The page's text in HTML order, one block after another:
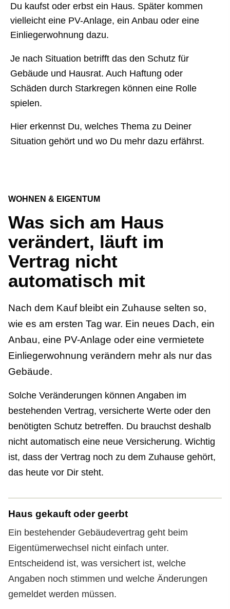
Du kaufst oder erbst ein Haus. Später kommen
vielleicht eine PV-Anlage, ein Anbau oder eine
Einliegerwohnung dazu.
Je nach Situation betrifft das den Schutz für
Gebäude und Hausrat. Auch Haftung oder
Schäden durch Starkregen können eine Rolle
spielen.
Hier erkennst Du, welches Thema zu Deiner
Situation gehört und wo Du mehr dazu erfährst.
WOHNEN & EIGENTUM
Was sich am Haus
verändert, läuft im
Vertrag nicht
automatisch mit
Nach dem Kauf bleibt ein Zuhause selten so,
wie es am ersten Tag war. Ein neues Dach, ein
Anbau, eine PV-Anlage oder eine vermietete
Einliegerwohnung verändern mehr als nur das
Gebäude.
Solche Veränderungen können Angaben im
bestehenden Vertrag, versicherte Werte oder den
benötigten Schutz betreffen. Du brauchst deshalb
nicht automatisch eine neue Versicherung. Wichtig
ist, dass der Vertrag noch zu dem Zuhause gehört,
das heute vor Dir steht.
Haus gekauft oder geerbt
Ein bestehender Gebäude­vertrag geht beim
Eigentümerwechsel nicht einfach unter.
Entscheidend ist, was versichert ist, welche
Angaben noch stimmen und welche Änderungen
gemeldet werden müssen.